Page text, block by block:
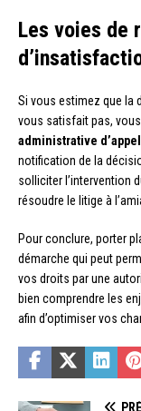
Les voies de
Si vous estimez que la
vous satisfait pas,
administrative d’appel
notification de la
solliciter l’intervention
résoudre le litige à
Pour conclure, porter
démarche qui peut
vos droits par une
bien comprendre les
afin d’optimiser vos